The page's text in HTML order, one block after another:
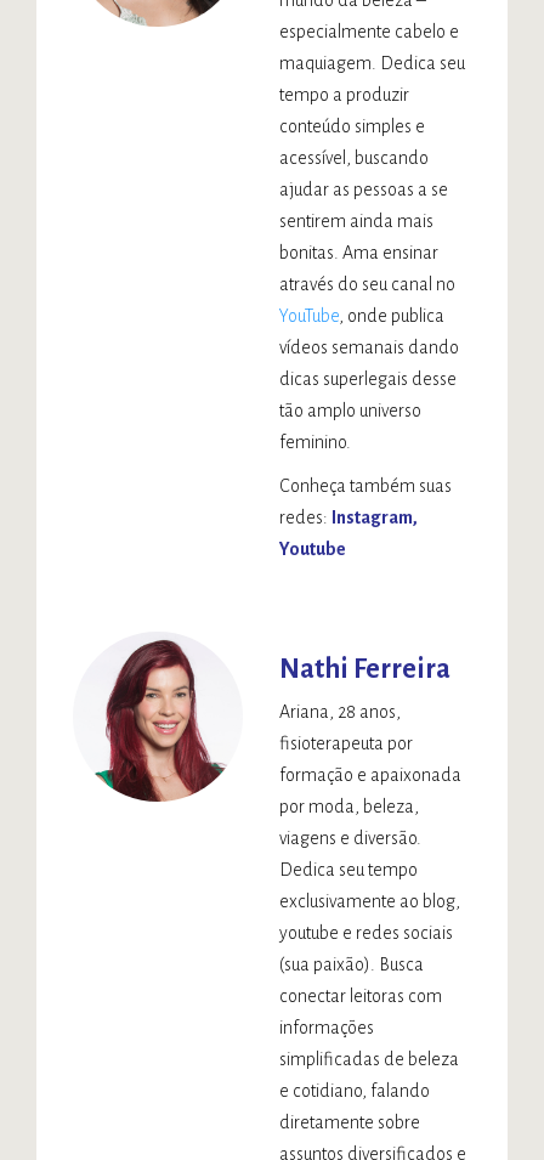
especialmente cabelo e
maquiagem. Dedica seu
tempo a produzir
conteúdo simples e
acessível, buscando
ajudar as pessoas a se
sentirem ainda mais
bonitas. Ama ensinar
através do seu canal no
YouTube , onde publica
vídeos semanais dando
dicas superlegais desse
tão amplo universo
feminino.
Conheça também suas
redes: Instagram
Youtube
Nathi Ferreira
Ariana, 28 anos,
fisioterapeuta por
formação e apaixonada
por moda, beleza,
viagens e diversão.
Dedica seu tempo
exclusivamente ao blog,
youtube e redes sociais
(sua paixão). Busca
conectar leitoras com
informações
simplificadas de beleza
e cotidiano, falando
diretamente sobre
assuntos diversificados e